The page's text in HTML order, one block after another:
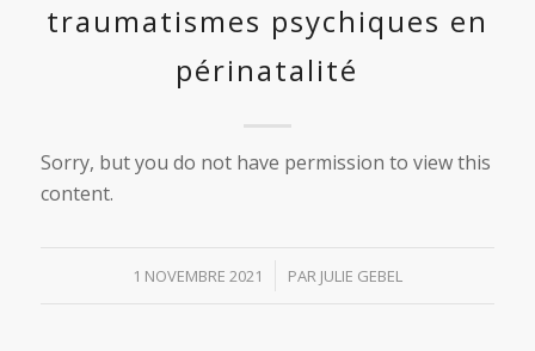
traumatismes psychiques en
périnatalité
Sorry, but you do not have permission to view this
content.
1 NOVEMBRE 2021
/ PAR JULIE GEBEL